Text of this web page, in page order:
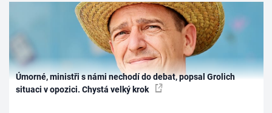
Úmorné, ministři s námi nechodí do debat, popsal Grolich
situaci v opozici. Chystá velký krok